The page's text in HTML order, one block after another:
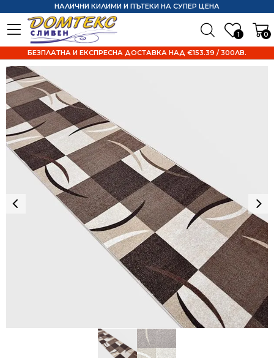
1 0
НАЛИЧНИ КИЛИМИ И ПЪТЕКИ НА СУПЕР ЦЕНА
БЕЗПЛАТНА И ЕКСПРЕСНА ДОСТАВКА НАД €153.39 / 300ЛВ.